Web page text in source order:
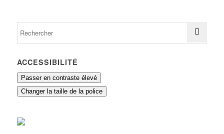
ACCESSIBILITÉ
Passer en contraste élevé
Changer la taille de la police